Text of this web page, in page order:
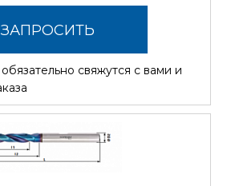
ЗАПРОСИТЬ
СТОИМОСТЬсвяжутся с вами и